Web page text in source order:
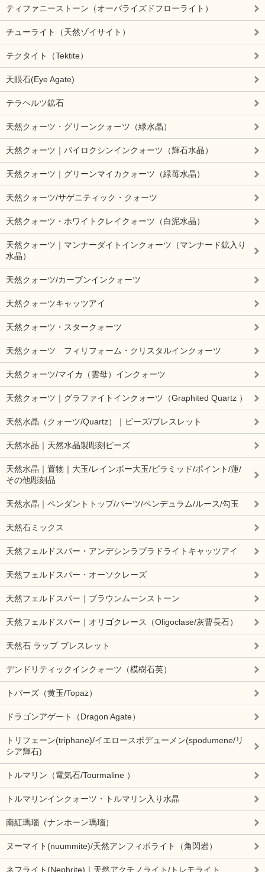
ティファニーストーン（オーバライズドフローライト）
チューライト（天然ゾイサイト）
テクタイト（Tektite）
天眼石(Eye Agate)
テラヘルツ鉱石
天然クォーツ・グリーンクォーツ（緑水晶）
天然クォーツ｜パイロクシンインクォーツ（輝石水晶）
天然クォーツ｜グリーンマイカクォーツ（緑苺水晶）
天然クォーツ/サゲニティック・クォーツ
天然クォーツ・ホワイトクレイクォーツ（白泥水晶）
天然クォーツ｜マンナーダイトインクォーツ（マンナード鉱入り
水晶）
天然クォーツ/カーブンインクォーツ
天然クォーツキャッツアイ
天然クォーツ・スタークォーツ
天然クォーツ フィリフォーム・クリスタルインクォーツ
天然クォーツ/マイカ（雲母）インクォーツ
天然クォーツ｜グラファイトインクォーツ（Graphited Quartz ）
天然水晶（クォーツ/Quartz）｜ビーズ/ブレスレット
天然水晶｜天然水晶製彫刻ビーズ
天然水晶｜置物｜大玉/レインボー大玉/ピラミッド/ポイント/蓮/
その他彫刻品
天然水晶｜ペンダントトップ/パーツ/ペンデュラム/ルース/勾玉
天然石ミックス
天然フェルドスパー・アンデシンラブラドライトキャッツアイ
天然フェルドスパー・オーソクレーズ
天然フェルドスパー｜ブラウンムーンストーン
天然フェルドスパー｜オリゴクレース（Oligoclase/灰曹長石）
天然石 ラップ ブレスレット
デンドリティックインクォーツ（模樹石英）
トパーズ（黄玉/Topaz）
ドラゴンアゲート（Dragon Agate）
トリフェーン(triphane)/イエロースポデューメン(spodumene/リ
シア輝石)
トルマリン（電気石/Tourmaline ）
トルマリンインクォーツ・トルマリン入り水晶
南紅瑪瑙（ナンホーン瑪瑙）
ヌーマイト(nuummite)/天然アンフィボライト（角閃岩）
ネフライト(Nephrite)｜天然アクチノライト/トレモライト